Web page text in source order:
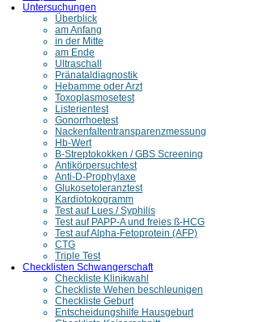
Untersuchungen
Überblick
am Anfang
in der Mitte
am Ende
Ultraschall
Pränataldiagnostik
Hebamme oder Arzt
Toxoplasmosetest
Listerientest
Gonorrhoetest
Nackenfaltentransparenzmessung
Hb-Wert
B-Streptokokken / GBS Screening
Antikörpersuchtest
Anti-D-Prophylaxe
Glukosetoleranztest
Kardiotokogramm
Test auf Lues / Syphilis
Test auf PAPP-A und freies ß-HCG
Test auf Alpha-Fetoprotein (AFP)
CTG
Triple Test
Checklisten Schwangerschaft
Checkliste Klinikwahl
Checkliste Wehen beschleunigen
Checkliste Geburt
Entscheidungshilfe Hausgeburt